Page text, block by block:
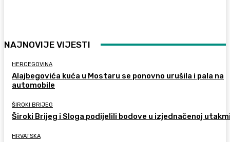
NAJNOVIJE VIJESTI
HERCEGOVINA
Alajbegovića kuća u Mostaru se ponovno urušila i pala na
automobile
ŠIROKI BRIJEG
Široki Brijeg i Sloga podijelili bodove u izjednačenoj
HRVATSKA